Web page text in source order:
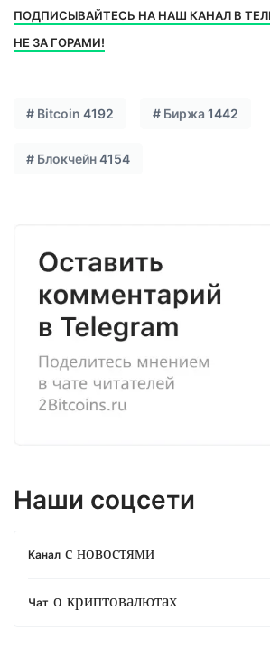
ПОДПИСЫВАЙТЕСЬ НА НАШ КАНАЛ В
НЕ ЗА ГОРАМИ!
# Bitcoin 4192 # Биржа 1442
# Блокчейн4154
Наши соцсети
Канал с новостями
Чат о криптовалютах